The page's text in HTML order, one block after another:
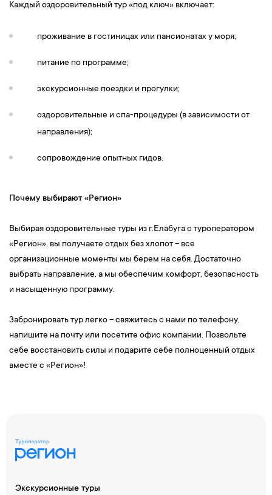
Каждый оздоровительный тур «под ключ» включает:
проживание в гостиницах или пансионатах у моря;
питание по программе;
экскурсионные поездки и прогулки;
оздоровительные и спа-процедуры (в зависимости от
направления);
сопровождение опытных гидов.
Почему выбирают «Регион»
Выбирая оздоровительные туры из г.Елабуга с туроператором
«Регион», вы получаете отдых без хлопот – все
организационные моменты мы берем на себя. Достаточно
выбрать направление, а мы обеспечим комфорт, безопасность
и насыщенную программу.
Забронировать тур легко – свяжитесь с нами по телефону,
напишите на почту или посетите офис компании. Позвольте
себе восстановить силы и подарите себе полноценный отдых
вместе с «Регион»!
Экскурсионные туры